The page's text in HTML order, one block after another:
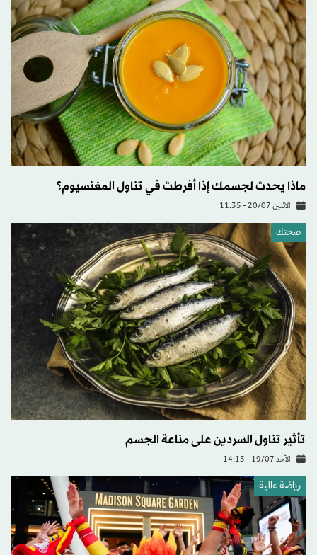
ماذا يحدث لجسمك إذا أفرطتَ في تناول المغنسيوم؟
الاثنين 20/07 - 11:35
صحتك
تأثير تناول السردين على مناعة الجسم
الأحد 19/07 - 14:15
رياضة عالمية